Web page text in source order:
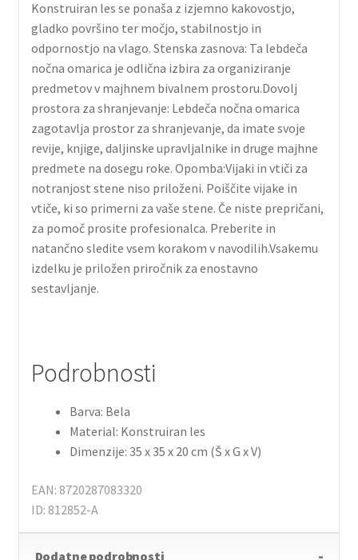
Konstruiran les se ponaša z izjemno kakovostjo,
gladko površino ter močjo, stabilnostjo in
odpornostjo na vlago. Stenska zasnova: Ta lebdeča
nočna omarica je odlična izbira za organiziranje
predmetov v majhnem bivalnem prostoru.Dovolj
prostora za shranjevanje: Lebdeča nočna omarica
zagotavlja prostor za shranjevanje, da imate svoje
revije, knjige, daljinske upravljalnike in druge majhne
predmete na dosegu roke. Opomba:Vijaki in vtiči za
notranjost stene niso priloženi. Poiščite vijake in
vtiče, ki so primerni za vaše stene. Če niste prepričani,
za pomoč prosite profesionalca. Preberite in
natančno sledite vsem korakom v navodilih.Vsakemu
izdelku je priložen priročnik za enostavno
sestavljanje.
Podrobnosti
Barva: Bela
Material: Konstruiran les
Dimenzije: 35 x 35 x 20 cm (Š x G x V)
EAN: 8720287083320
ID: 812852-A
Dodatne podrobnosti